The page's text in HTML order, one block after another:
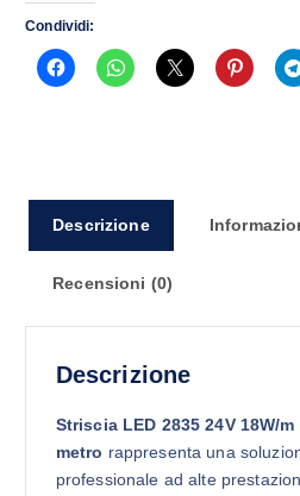
Condividi:
Descrizione
Recensioni (0)
Descrizione
Striscia LED 2835 24V 18W/
metro rappresenta una
professionale ad alte